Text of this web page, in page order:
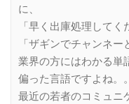
に、
「早く出庫処理してく
「ザギンでチャンネー
業界の方にはわかる単
偏った言語ですよね。。
最近の若者のコミュニ